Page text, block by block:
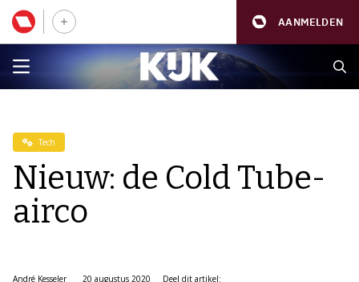
AANMELDEN
Tech
Nieuw: de Cold Tube-
airco
André Kesseler
20 augustus 2020
Deel dit artikel: